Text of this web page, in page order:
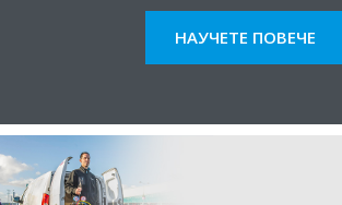
НАУЧЕТЕ ПОВЕЧЕ